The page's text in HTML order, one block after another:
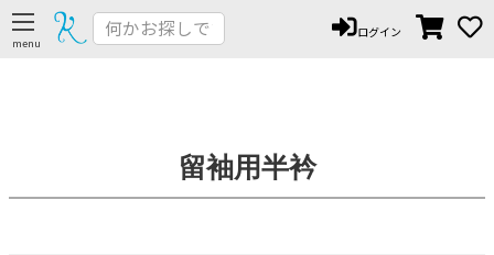
ログイン
留袖用半衿